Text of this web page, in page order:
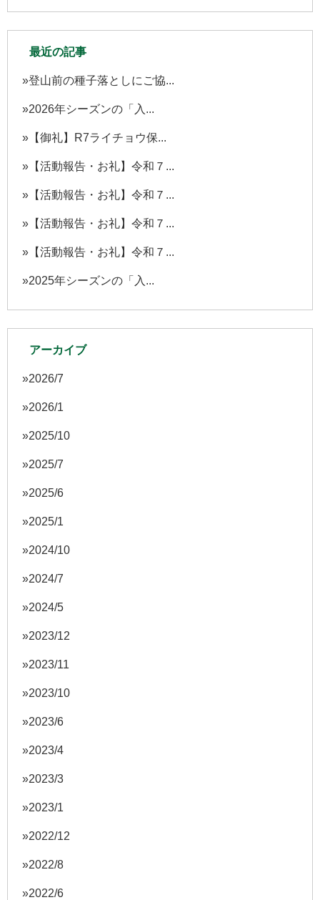
最近の記事
登山前の種子落としにご協...
2026年シーズンの「入...
【御礼】R7ライチョウ保...
【活動報告・お礼】令和７...
【活動報告・お礼】令和７...
【活動報告・お礼】令和７...
【活動報告・お礼】令和７...
2025年シーズンの「入...
アーカイブ
2026/7
2026/1
2025/10
2025/7
2025/6
2025/1
2024/10
2024/7
2024/5
2023/12
2023/11
2023/10
2023/6
2023/4
2023/3
2023/1
2022/12
2022/8
2022/6